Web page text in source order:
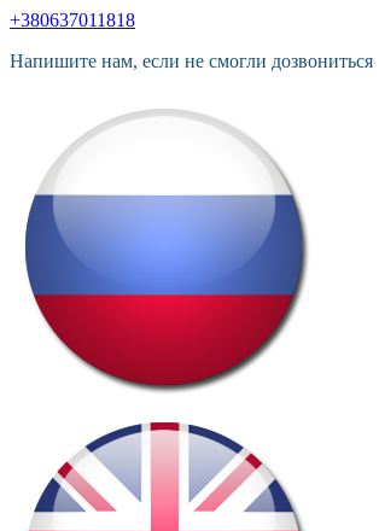
+380637011818
Напишите нам, если не смогли дозвониться